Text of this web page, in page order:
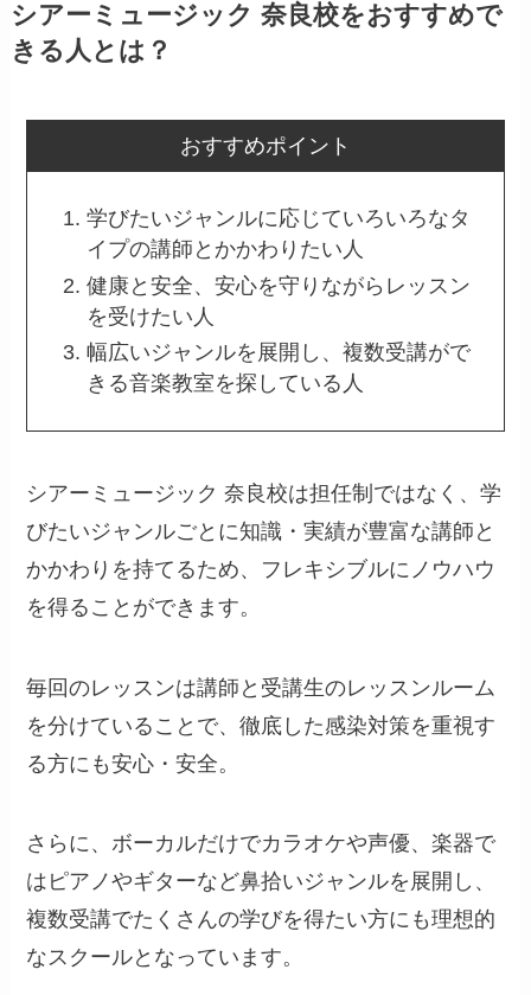
シアーミュージック 奈良校をおすすめで
きる人とは？
おすすめポイント
学びたいジャンルに応じていろいろなタ
イプの講師とかかわりたい人
健康と安全、安心を守りながらレッスン
を受けたい人
幅広いジャンルを展開し、複数受講がで
きる音楽教室を探している人
シアーミュージック 奈良校は担任制ではなく、学
びたいジャンルごとに知識・実績が豊富な講師と
かかわりを持てるため、フレキシブルにノウハウ
を得ることができます。
毎回のレッスンは講師と受講生のレッスンルーム
を分けていることで、徹底した感染対策を重視す
る方にも安心・安全。
さらに、ボーカルだけでカラオケや声優、楽器で
はピアノやギターなど鼻拾いジャンルを展開し、
複数受講でたくさんの学びを得たい方にも理想的
なスクールとなっています。